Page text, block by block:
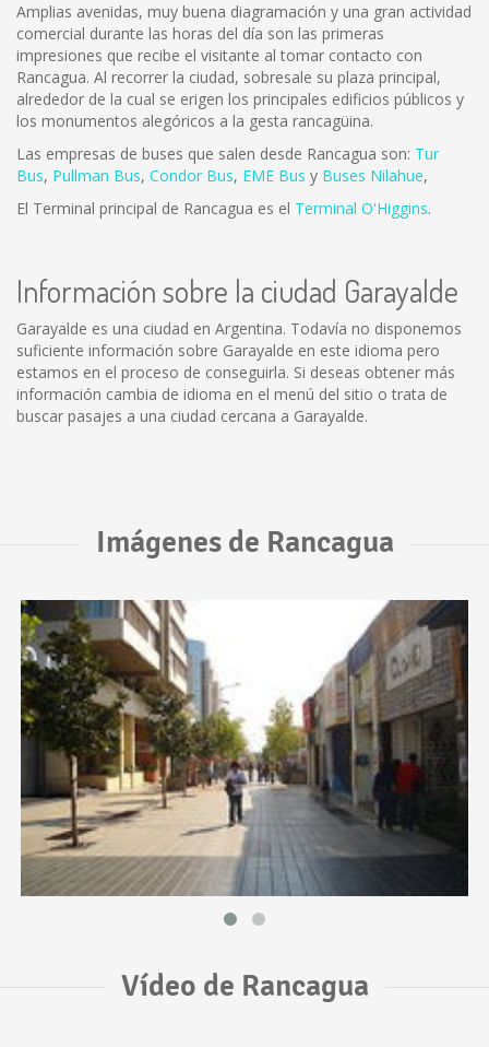
Amplias avenidas, muy buena diagramación y una gran actividad
comercial durante las horas del día son las primeras
impresiones que recibe el visitante al tomar contacto con
Rancagua. Al recorrer la ciudad, sobresale su plaza principal,
alrededor de la cual se erigen los principales edificios públicos y
los monumentos alegóricos a la gesta rancagüina.
Las empresas de buses que salen desde Rancagua son: Tur
Bus, Pullman Bus, Condor Bus, EME Bus y Buses Nilahue,
El Terminal principal de Rancagua es el Terminal O'Higgins.
Información sobre la ciudad Garayalde
Garayalde es una ciudad en Argentina. Todavía no disponemos
suficiente información sobre Garayalde en este idioma pero
estamos en el proceso de conseguirla. Si deseas obtener más
información cambia de idioma en el menú del sitio o trata de
buscar pasajes a una ciudad cercana a Garayalde.
Imágenes de Rancagua
Vídeo de Rancagua